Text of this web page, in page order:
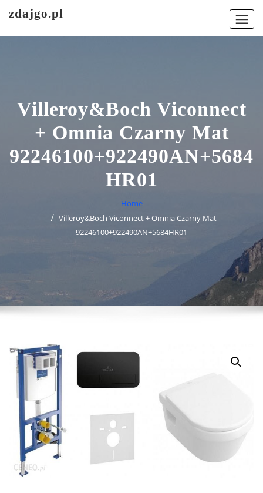
zdajgo.pl
Villeroy&Boch Viconnect
+ Omnia Czarny Mat
92246100+922490AN+5684
HR01
Home
Villeroy&Boch Viconnect + Omnia Czarny Mat
92246100+922490AN+5684HR01